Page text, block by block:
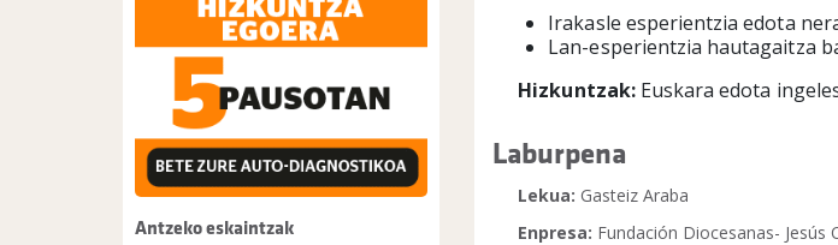
Irakasle esperientzia edota
Lan-esperientzia hautagaitza
Hizkuntzak: Euskara edota
Laburpena
Lekua: Gasteiz Araba
Enpresa: Fundación Diocesanas- Jesús
Antzeko eskaintzak